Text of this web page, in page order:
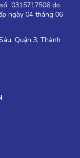
0315717506 do
ngày 04 tháng 06
Quận 3, Thành